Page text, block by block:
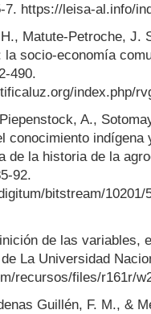
7. https://leisa-al.info/
Matute-Petroche, J.
la socio-economía
490.
index.php/
A.,
conocimiento
de la historia de la
92.
bitstream/10201/
de las variables,
La Universidad
recursos/files/r161r/
Guillén, F. M., &